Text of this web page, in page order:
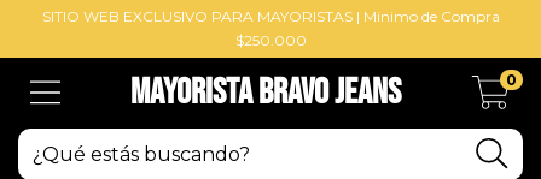
SITIO WEB EXCLUSIVO PARA MAYORISTAS | Minimo de Compra
$250.000
Mayorista BRAVO Jeans 0